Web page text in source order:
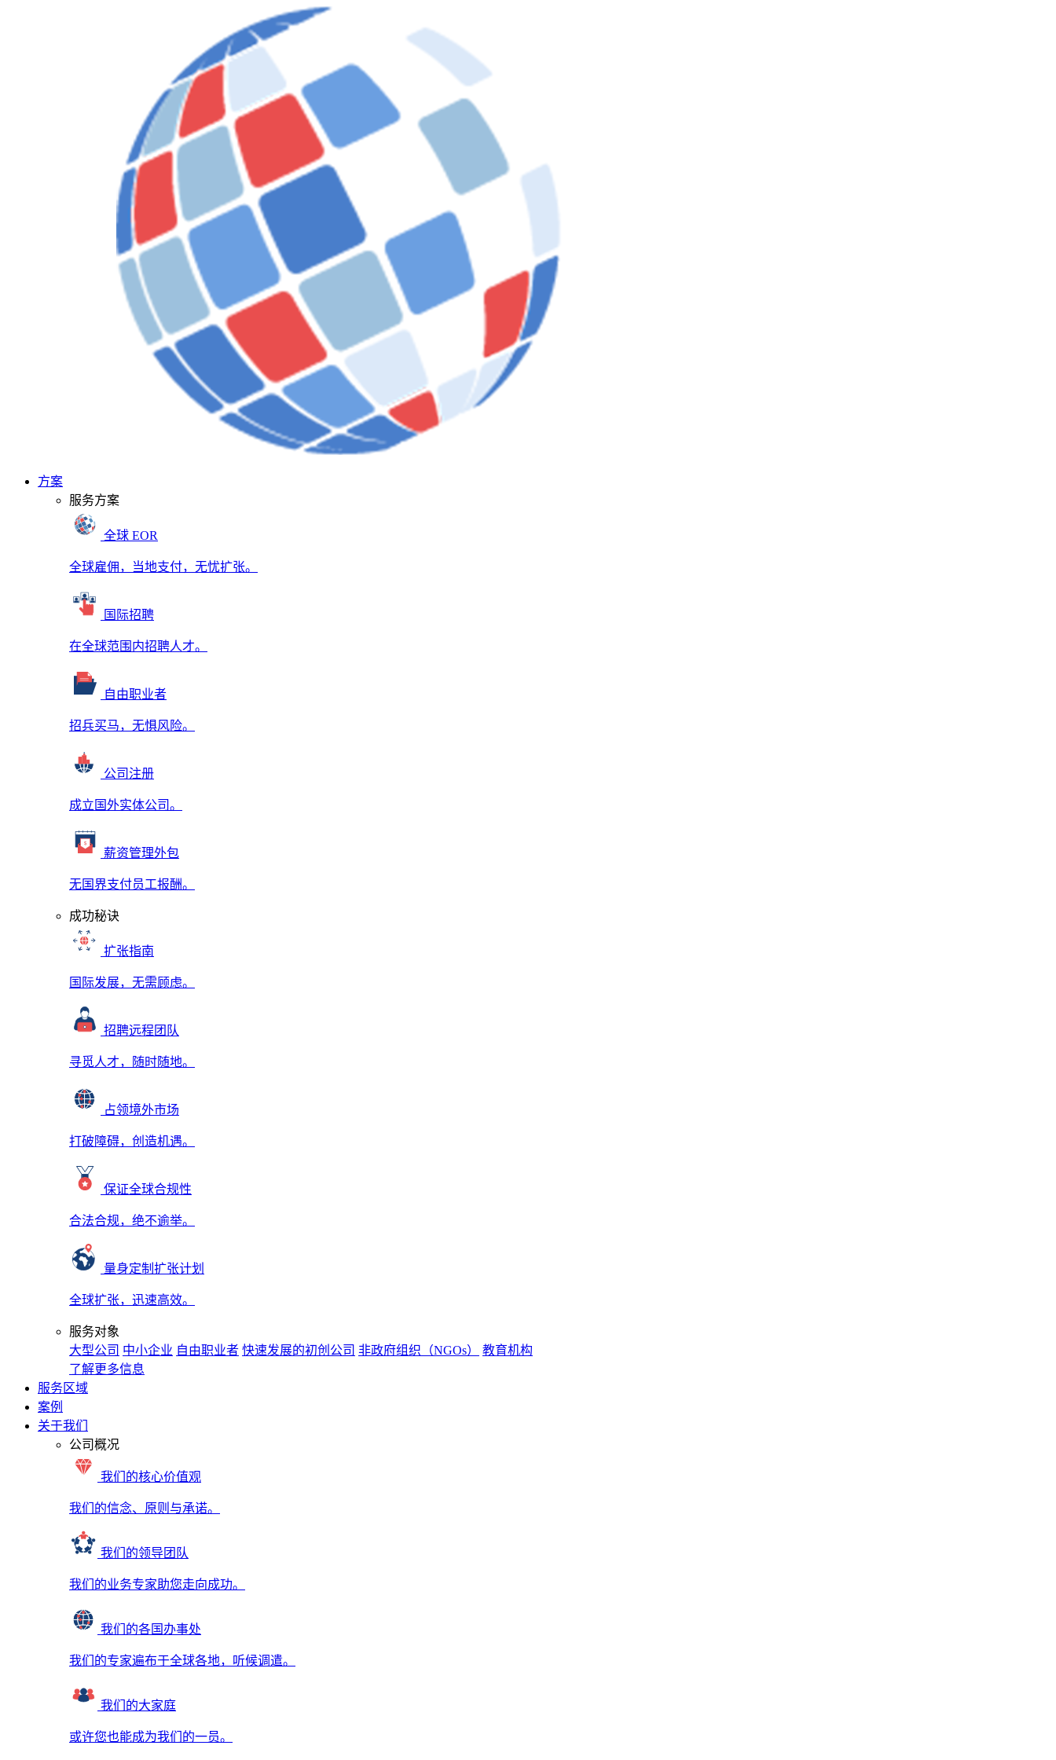
方案
服务方案
全球 EOR
全球雇佣，当地支付，无忧扩张。
国际招聘
在全球范围内招聘人才。
自由职业者
招兵买马，无惧风险。
公司注册
成立国外实体公司。
薪资管理外包
无国界支付员工报酬。
成功秘诀
扩张指南
国际发展，无需顾虑。
招聘远程团队
寻觅人才，随时随地。
占领境外市场
打破障碍，创造机遇。
保证全球合规性
合法合规，绝不逾举。
量身定制扩张计划
全球扩张，迅速高效。
服务对象
大型公司 中小企业 自由职业者 快速发展的初创公司 非政府组织（NGOs）
教育机构
了解更多信息
服务区域
案例
关于我们
公司概况
我们的核心价值观
我们的信念、原则与承诺。
我们的领导团队
我们的业务专家助您走向成功。
我们的各国办事处
我们的专家遍布于全球各地，听候调遣。
我们的大家庭
或许您也能成为我们的一员。